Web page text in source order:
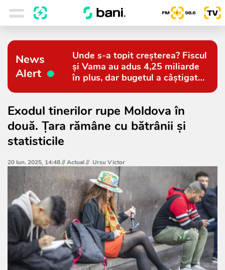
News
Alert
Unde s-a topit creșterea? Fiscul
și Vama au adus 4,25 miliarde
în plus, dar bugetul a câștigat
Exodul tinerilor rupe Moldova în
două. Țara rămâne cu bătrânii și
statisticile
20 Iun. 2025, 14:48 //Actual// Ursu Victor